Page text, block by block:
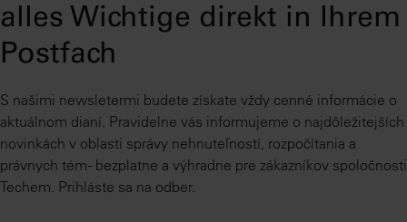
alles Wichtige direkt in Ihrem
Postfach
S našimi newsletermi budete získate vždy cenné informácie o
aktuálnom dianí. Pravidelne vás informujeme o najdôležitejších
novinkách v oblasti správy nehnuteľností, rozpočítania a
právnych tém - bezplatne a výhradne pre zákazníkov spoločnosti
Techem. Prihláste sa na odber.